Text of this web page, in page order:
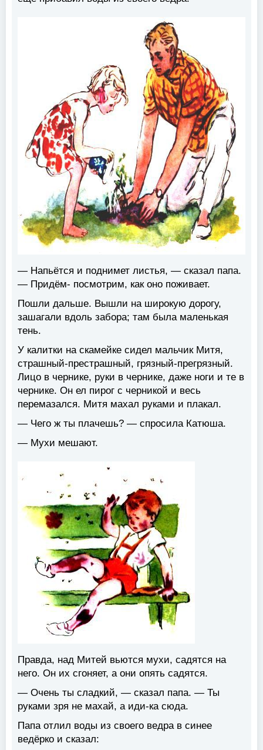
— Напьётся и поднимет листья, — сказал папа.
— Придём- посмотрим, как оно поживает.
Пошли дальше. Вышли на широкую дорогу,
зашагали вдоль забора; там была маленькая
тень.
У калитки на скамейке сидел мальчик Митя,
страшный-престрашный, грязный-прегрязный.
Лицо в чернике, руки в чернике, даже ноги и те в
чернике. Он ел пирог с черникой и весь
перемазался. Митя махал руками и плакал.
— Чего ж ты плачешь? — спросила Катюша.
— Мухи мешают.
Правда, над Митей вьются мухи, садятся на
него. Он их сгоняет, а они опять садятся.
— Очень ты сладкий, — сказал папа. — Ты
руками зря не махай, а иди-ка сюда.
Папа отлил воды из своего ведра в синее
ведёрко и сказал: